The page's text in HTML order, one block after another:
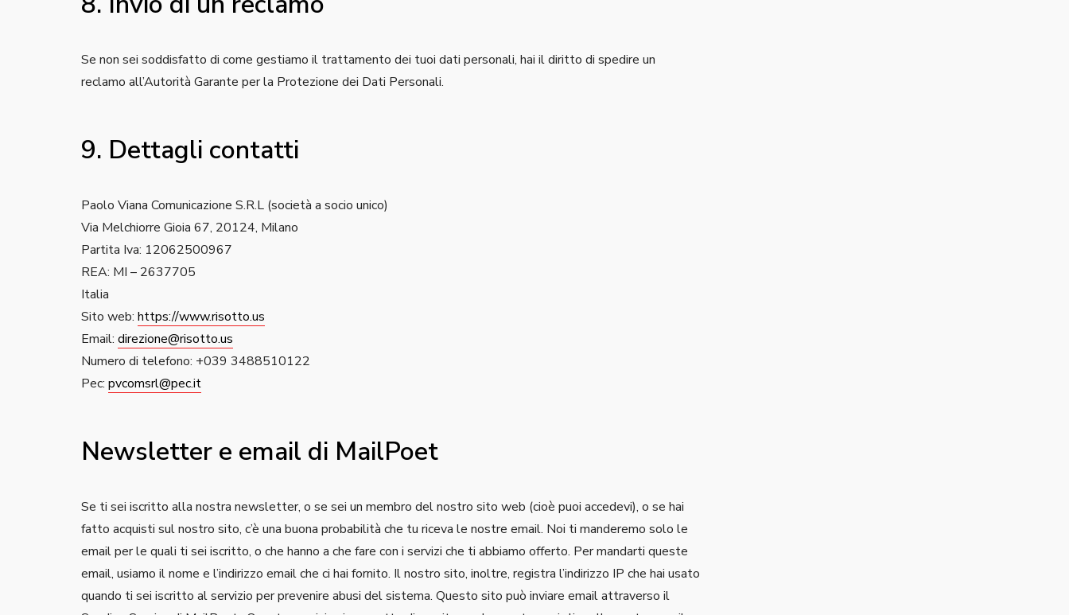
Se non sei soddisfatto di come gestiamo il trattamento dei tuoi dati personali, hai il diritto di spedire un
reclamo all’Autorità Garante per la Protezione dei Dati Personali.
9. Dettagli contatti
Paolo Viana Comunicazione S.R.L (società a socio unico)
Via Melchiorre Gioia 67, 20124, Milano
Partita Iva: 12062500967
REA: MI – 2637705
Italia
Sito web: https://www.risotto.us
Email: direzione@risotto.us
Numero di telefono: +039 3488510122
Pec: pvcomsrl@pec.it
Newsletter e email di MailPoet
Se ti sei iscritto alla nostra newsletter, o se sei un membro del nostro sito web (cioè puoi accedevi), o se hai
fatto acquisti sul nostro sito, c’è una buona probabilità che tu riceva le nostre email. Noi ti manderemo solo le
email per le quali ti sei iscritto, o che hanno a che fare con i servizi che ti abbiamo offerto. Per mandarti queste
email, usiamo il nome e l’indirizzo email che ci hai fornito. Il nostro sito, inoltre, registra l’indirizzo IP che hai usato
quando ti sei iscritto al servizio per prevenire abusi del sistema. Questo sito può inviare email attraverso il